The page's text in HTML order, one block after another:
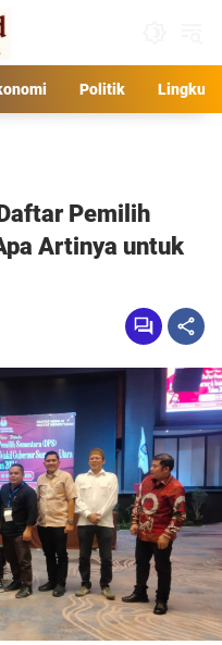
Politik
Pemilih
Artinya untuk